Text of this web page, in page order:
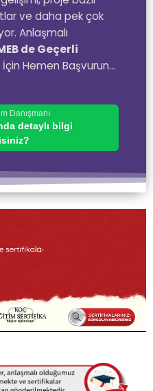
ve daha pek çok
Anlaşmalı
de Geçerli
Hemen Başvurun…
Danışmanı
detaylı bilgi